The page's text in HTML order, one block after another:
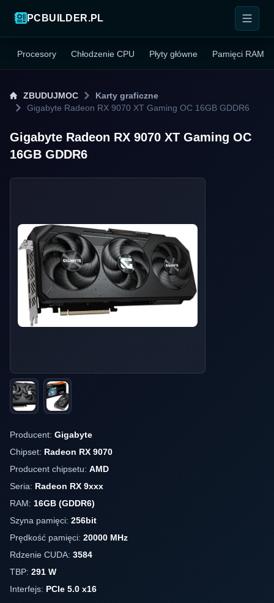
PCBUILDER.PL
Procesory Chłodzenie CPU Płyty główne Pamięci RAM
ZBUDUJMOC
Karty graficzne
Gigabyte Radeon RX 9070 XT Gaming OC 16GB GDDR6
Gigabyte Radeon RX 9070 XT Gaming OC
16GB GDDR6
Producent: Gigabyte
Chipset: Radeon RX 9070
Producent chipsetu: AMD
Seria: Radeon RX 9xxx
RAM: 16GB (GDDR6)
Szyna pamięci: 256bit
Prędkość pamięci: 20000 MHz
Rdzenie CUDA: 3584
TBP: 291 W
Interfejs: PCIe 5.0 x16